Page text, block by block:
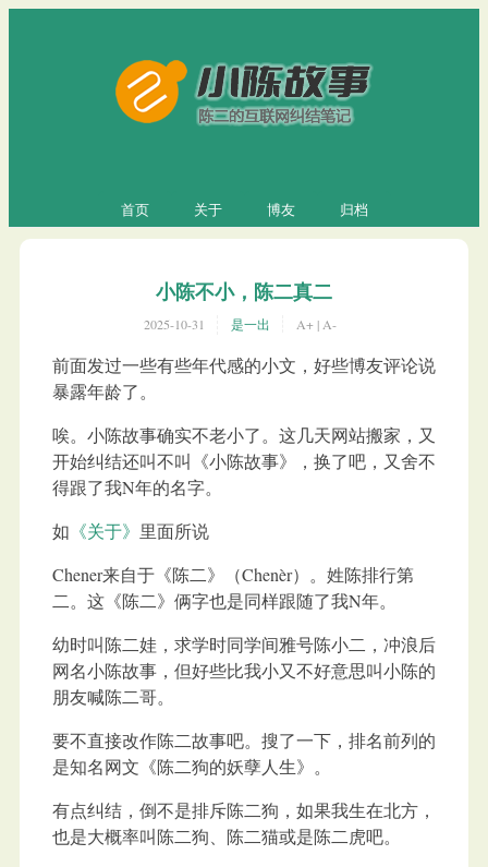
首页 关于 博友 归档
小陈不小，陈二真二
2025-10-31 是一出 A+ |A-
前面发过一些有些年代感的小文，好些博友评论说
暴露年龄了。
唉。小陈故事确实不老小了。这几天网站搬家，又
开始纠结还叫不叫《小陈故事》，换了吧，又舍不
得跟了我N年的名字。
如 《关于》 里面所说
Chener来自于《陈二》（Chenèr）。姓陈排行第
二。这《陈二》俩字也是同样跟随了我N年。
幼时叫陈二娃，求学时同学间雅号陈小二，冲浪后
网名小陈故事，但好些比我小又不好意思叫小陈的
朋友喊陈二哥。
要不直接改作陈二故事吧。搜了一下，排名前列的
是知名网文《陈二狗的妖孽人生》。
有点纠结，倒不是排斥陈二狗，如果我生在北方，
也是大概率叫陈二狗、陈二猫或是陈二虎吧。